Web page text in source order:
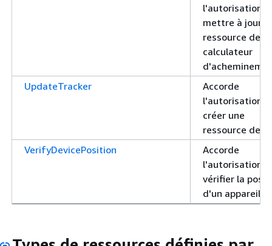
l'autorisation
mettre à jour
ressource de
calculateur
UpdateTracker
Accorde
l'autorisation
créer une
ressource de
VerifyDevicePosition
Accorde
l'autorisation
vérifier la
d'un appareil